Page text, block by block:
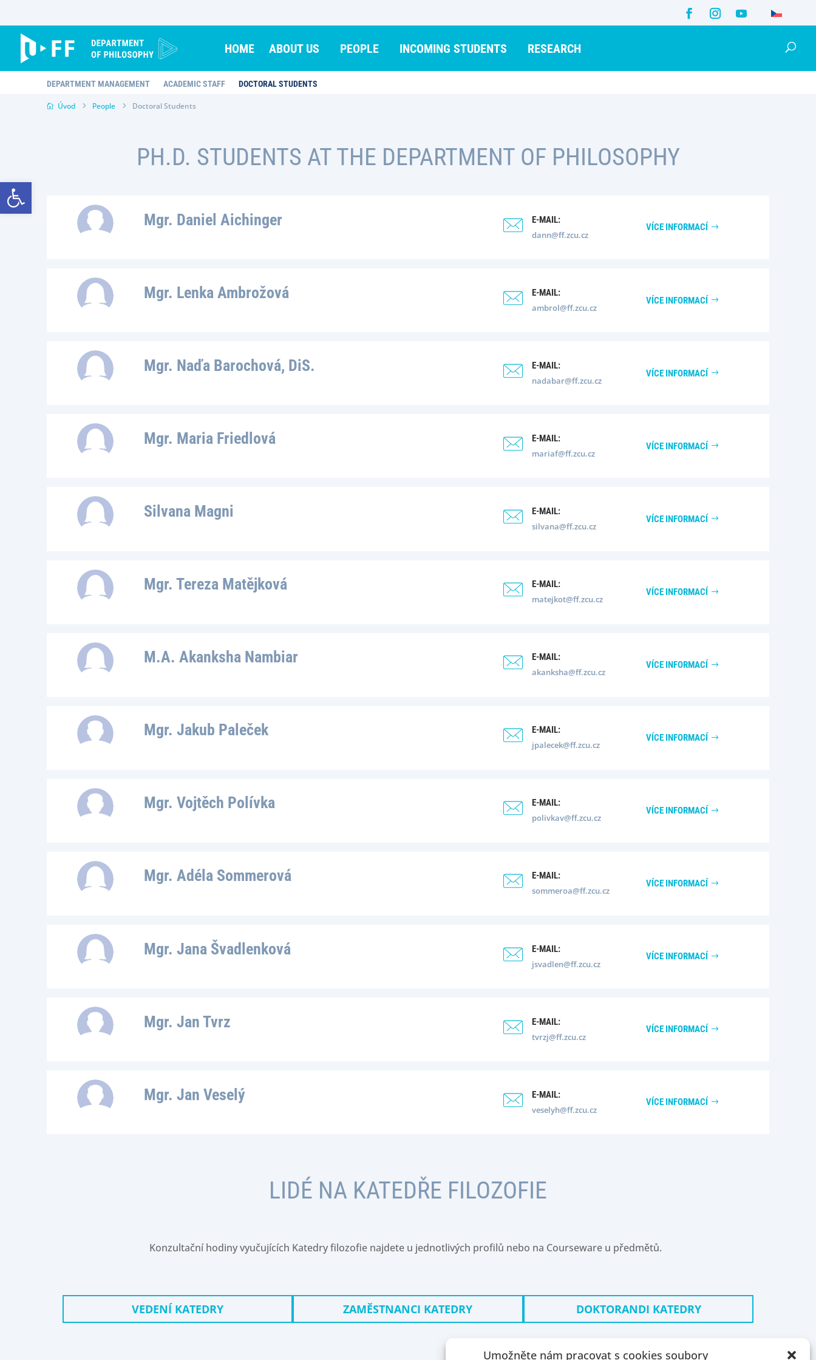
Open toolbar
Umožněte nám pracovat s cookies soubory
HOME ABOUT US PEOPLE INCOMING STUDENTS RESEARCH
DEPARTMENT MANAGEMENT ACADEMIC STAFF DOCTORAL STUDENTS
Úvod People Doctoral Students
PH.D. STUDENTS AT THE DEPARTMENT OF PHILOSOPHY
Mgr. Daniel Aichinger
E-MAIL:
dann@ff.zcu.cz
VÍCE INFORMACÍ
Mgr. Lenka Ambrožová
E-MAIL:
ambrol@ff.zcu.cz
VÍCE INFORMACÍ
Mgr. Naďa Barochová, DiS.
E-MAIL:
nadabar@ff.zcu.cz
VÍCE INFORMACÍ
Mgr. Maria Friedlová
E-MAIL:
mariaf@ff.zcu.cz
VÍCE INFORMACÍ
Silvana Magni
E-MAIL:
silvana@ff.zcu.cz
VÍCE INFORMACÍ
Mgr. Tereza Matějková
E-MAIL:
matejkot@ff.zcu.cz
VÍCE INFORMACÍ
M.A. Akanksha Nambiar
E-MAIL:
akanksha@ff.zcu.cz
VÍCE INFORMACÍ
Mgr. Jakub Paleček
E-MAIL:
jpalecek@ff.zcu.cz
VÍCE INFORMACÍ
Mgr. Vojtěch Polívka
E-MAIL:
polivkav@ff.zcu.cz
VÍCE INFORMACÍ
Mgr. Adéla Sommerová
E-MAIL:
sommeroa@ff.zcu.cz
VÍCE INFORMACÍ
Mgr. Jana Švadlenková
E-MAIL:
jsvadlen@ff.zcu.cz
VÍCE INFORMACÍ
Mgr. Jan Tvrz
E-MAIL:
tvrzj@ff.zcu.cz
VÍCE INFORMACÍ
Mgr. Jan Veselý
E-MAIL:
veselyh@ff.zcu.cz
VÍCE INFORMACÍ
LIDÉ NA KATEDŘE FILOZOFIE
Konzultační hodiny vyučujících Katedry filozofie najdete u jednotlivých profilů nebo na Courseware u předmětů.
VEDENÍ KATEDRY ZAMĚSTNANCI KATEDRY DOKTORANDI KATEDRY